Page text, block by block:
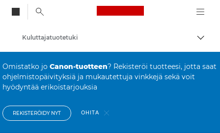
Canon Logo, back
Kuluttajatuotetuki
Omistatko jo Canon-tuotteen? Rekisteröi tuotteesi, jotta saat
ohjelmistopäivityksiä ja mukautettuja vinkkejä sekä voit
hyödyntää erikoistarjouksia
REKISTERÖIDY NYT OHITA